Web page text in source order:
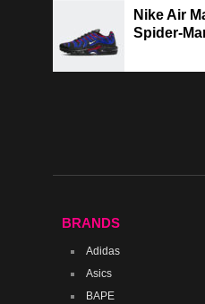
Nike Air
Spider-
BRANDS
Adidas
Asics
BAPE